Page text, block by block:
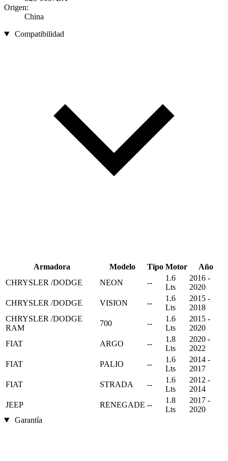
Origen:
China
Compatibilidad
Armadora Modelo Tipo Motor
Año
CHRYSLER /DODGE
NEON --
1.6
Lts
2016 -
2020
CHRYSLER /DODGE
VISION --
1.6
Lts
2015 -
2018
CHRYSLER /DODGE
RAM
700 --
1.6
Lts
2015 -
2020
FIAT
ARGO --
1.8
Lts
2020 -
2022
FIAT
PALIO --
1.6
Lts
2014 -
2017
FIAT
STRADA --
1.6
Lts
2012 -
2014
JEEP
RENEGADE --
1.8
Lts
2017 -
2020
Garantía